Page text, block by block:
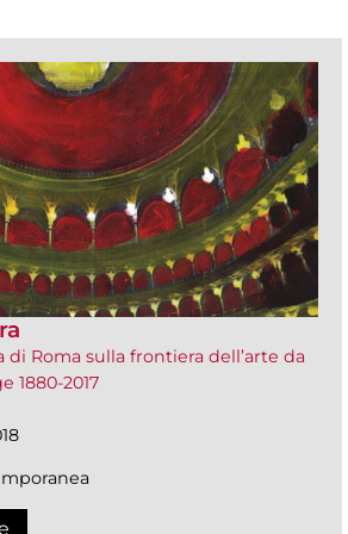
di Roma sulla frontiera dell’arte da
1880-2017